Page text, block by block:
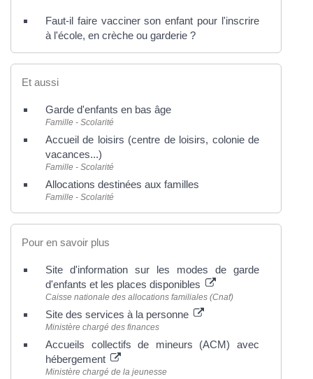
Faut-il faire vacciner son enfant pour l'inscrire
à l'école, en crèche ou garderie ?
Et aussi
Garde d'enfants en bas âge
Famille - Scolarité
Accueil de loisirs (centre de loisirs, colonie de
vacances...)
Famille - Scolarité
Allocations destinées aux familles
Famille - Scolarité
Pour en savoir plus
Site d'information sur les modes de garde
d'enfants et les places disponibles
Caisse nationale des allocations familiales (Cnaf)
Site des services à la personne
Ministère chargé des finances
Accueils collectifs de mineurs (ACM) avec
hébergement
Ministère chargé de la jeunesse